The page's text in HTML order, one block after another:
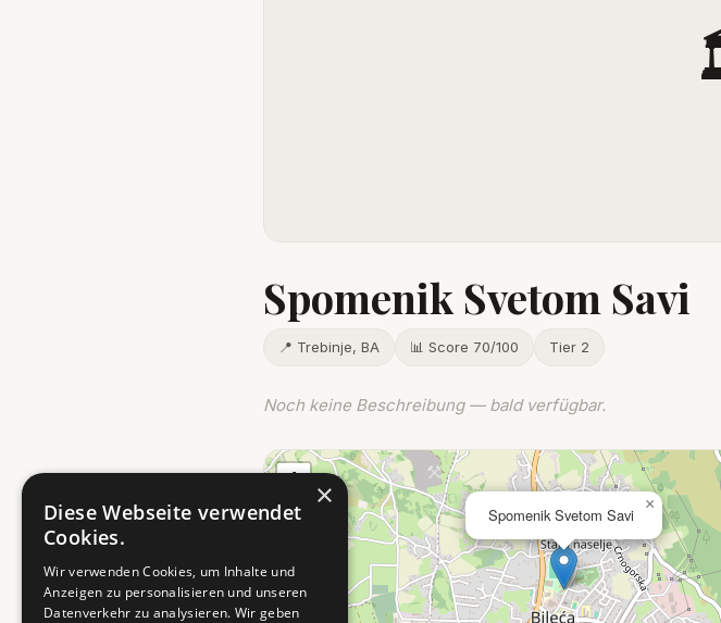
Spomenik Svetom Savi
📍 Trebinje, BA 📊 Score 70/100 Tier 2
Noch keine Beschreibung — bald verfügbar.
Spomenik Svetom Savi
×
+
− ×
Diese Webseite verwendet
Cookies.
Wir verwenden Cookies, um Inhalte und
Anzeigen zu personalisieren und unseren
Datenverkehr zu analysieren. Wir geben